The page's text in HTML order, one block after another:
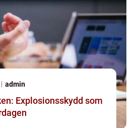
admin
Explosionsskydd som